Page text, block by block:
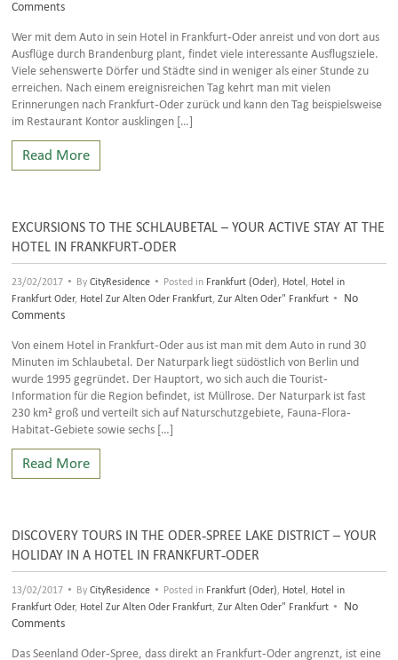
Comments
Wer mit dem Auto in sein Hotel in Frankfurt-Oder anreist und von dort aus
Ausflüge durch Brandenburg plant, findet viele interessante Ausflugsziele.
Viele sehenswerte Dörfer und Städte sind in weniger als einer Stunde zu
erreichen. Nach einem ereignisreichen Tag kehrt man mit vielen
Erinnerungen nach Frankfurt-Oder zurück und kann den Tag beispielsweise
im Restaurant Kontor ausklingen […]
Read More
EXCURSIONS TO THE SCHLAUBETAL – YOUR ACTIVE STAY AT THE
HOTEL IN FRANKFURT-ODER
23/02/2017 • ByCityResidence • Posted in Frankfurt (Oder) Hotel
Hotel in
Frankfurt Oder, Hotel Zur Alten Oder Frankfurt ,Zur Alten Oder" Frankfurt •
No
Comments
Von einem Hotel in Frankfurt-Oder aus ist man mit dem Auto in rund 30
Minuten im Schlaubetal. Der Naturpark liegt südöstlich von Berlin und
wurde 1995 gegründet. Der Hauptort, wo sich auch die Tourist-
Information für die Region befindet, ist Müllrose. Der Naturpark ist fast
230 km² groß und verteilt sich auf Naturschutzgebiete, Fauna-Flora-
Habitat-Gebiete sowie sechs […]
Read More
DISCOVERY TOURS IN THE ODER-SPREE LAKE DISTRICT – YOUR
HOLIDAY IN A HOTEL IN FRANKFURT-ODER
13/02/2017 • ByCityResidence • Posted in Frankfurt (Oder) Hotel
Hotel in
Frankfurt Oder, Hotel Zur Alten Oder Frankfurt ,Zur Alten Oder" Frankfurt •
No
Comments
Das Seenland Oder-Spree, dass direkt an Frankfurt-Oder angrenzt, ist eine